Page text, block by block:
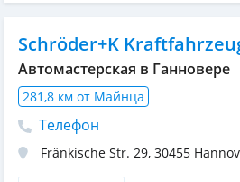
Schröder+K
Автомастерская в Ганновере
281,8 км от Майнца
Телефон
Fränkische Str. 29, 30455